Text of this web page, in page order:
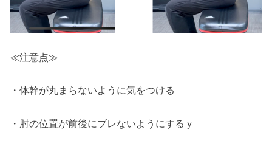
≪注意点≫
・体幹が丸まらないように気をつける
・肘の位置が前後にブレないようにするｙ